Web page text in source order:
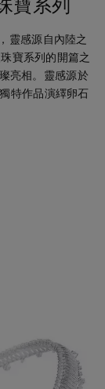
寶系列
靈感源自內陸之
寶系列的開篇之
亮相。靈感源於
特作品演繹卵石